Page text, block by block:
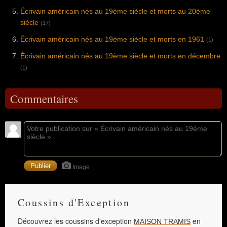
Écrivain américain nés au 19ème siècle et morts au 20ème
siècle (17)
Écrivain américain nés au 19ème siècle et morts en 1961 (1)
Écrivain américain nés au 19ème siècle et morts en décembre
(1)
Commentaires
Image
Coussins d'Exception
Découvrez les coussins d'exception MAISON TRAMIS en